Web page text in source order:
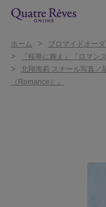
ホーム > ブロマイドオー
> 『桜華に舞え』『ロマン
>
北翔海莉 スチール写真／
（Romance）』